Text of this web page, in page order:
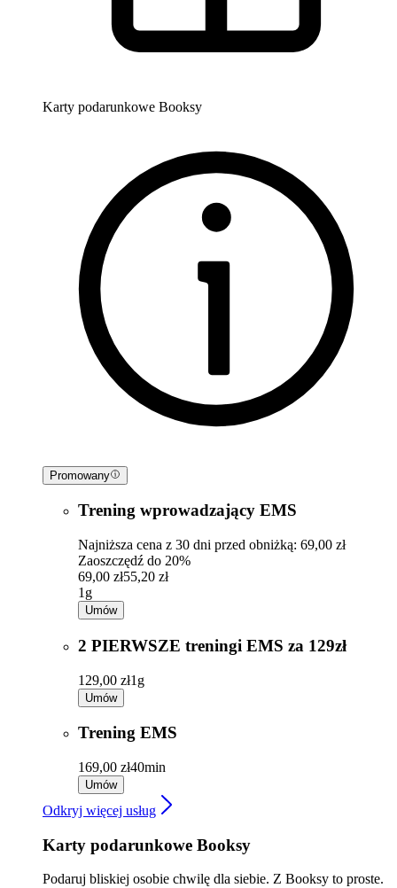
Karty podarunkowe Booksy
Promowany
Trening wprowadzający EMS
Najniższa cena z 30 dni przed obniżką: 69,00 zł
Zaoszczędź do 20%
69,00 zł55,20 zł
1g
Umów
2 PIERWSZE treningi EMS za 129zł
129,00 zł1g
Umów
Trening EMS
169,00 zł40min
Umów
Odkryj więcej usług
Karty podarunkowe Booksy
Podaruj bliskiej osobie chwilę dla siebie. Z Booksy to proste.